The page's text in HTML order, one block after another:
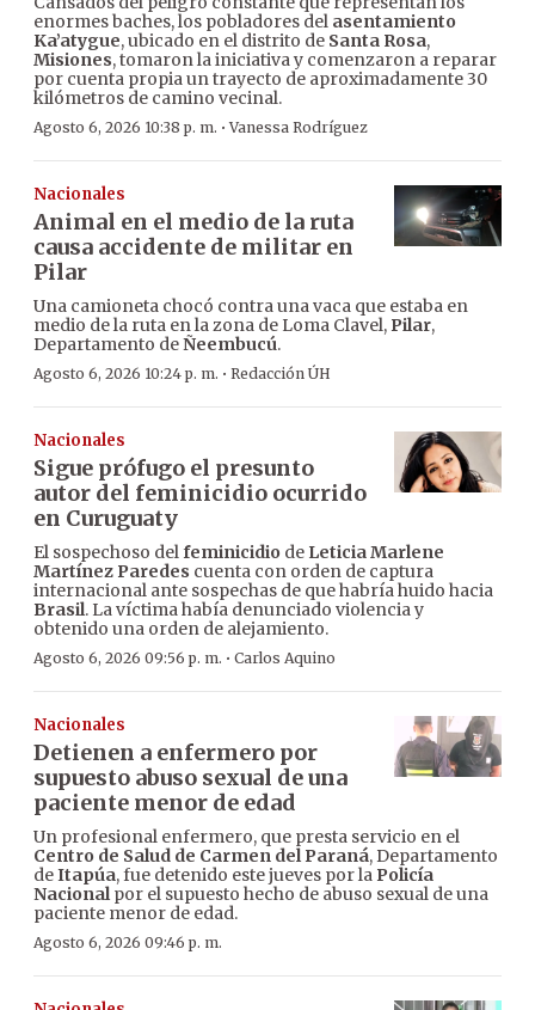
enormes baches, los pobladores del asentamiento
Ka’atygue, ubicado en el distrito de Santa Rosa,
Misiones, tomaron la iniciativa y comenzaron a reparar
por cuenta propia un trayecto de aproximadamente 30
kilómetros de camino vecinal.
Agosto 6, 2026 10:38 p. m. ·Vanessa Rodríguez
Nacionales
Animal en el medio de la ruta
causa accidente de militar en
Pilar
Una camioneta chocó contra una vaca que estaba en
medio de la ruta en la zona de Loma Clavel, Pilar,
Departamento deÑeembucú.
Agosto 6, 2026 10:24 p. m. · Redacción ÚH
Nacionales
Sigue prófugo el presunto
autor del feminicidio ocurrido
en Curuguaty
El sospechoso delfeminicidio de Leticia Marlene
Martínez Paredes cuenta con orden de captura
internacional ante sospechas de que habría huido hacia
Brasil. La víctima había denunciado violencia y
obtenido una orden de alejamiento.
Agosto 6, 2026 09:56 p. m. · Carlos Aquino
Nacionales
Detienen a enfermero por
supuesto abuso sexual de una
paciente menor de edad
Un profesional enfermero, que presta servicio en el
Centro de Salud de Carmen del Paraná, Departamento
deItapúa, fue detenido este jueves por la Policía
Nacionalpor el supuesto hecho de abuso sexual de una
paciente menor de edad.
Agosto 6, 2026 09:46 p. m.